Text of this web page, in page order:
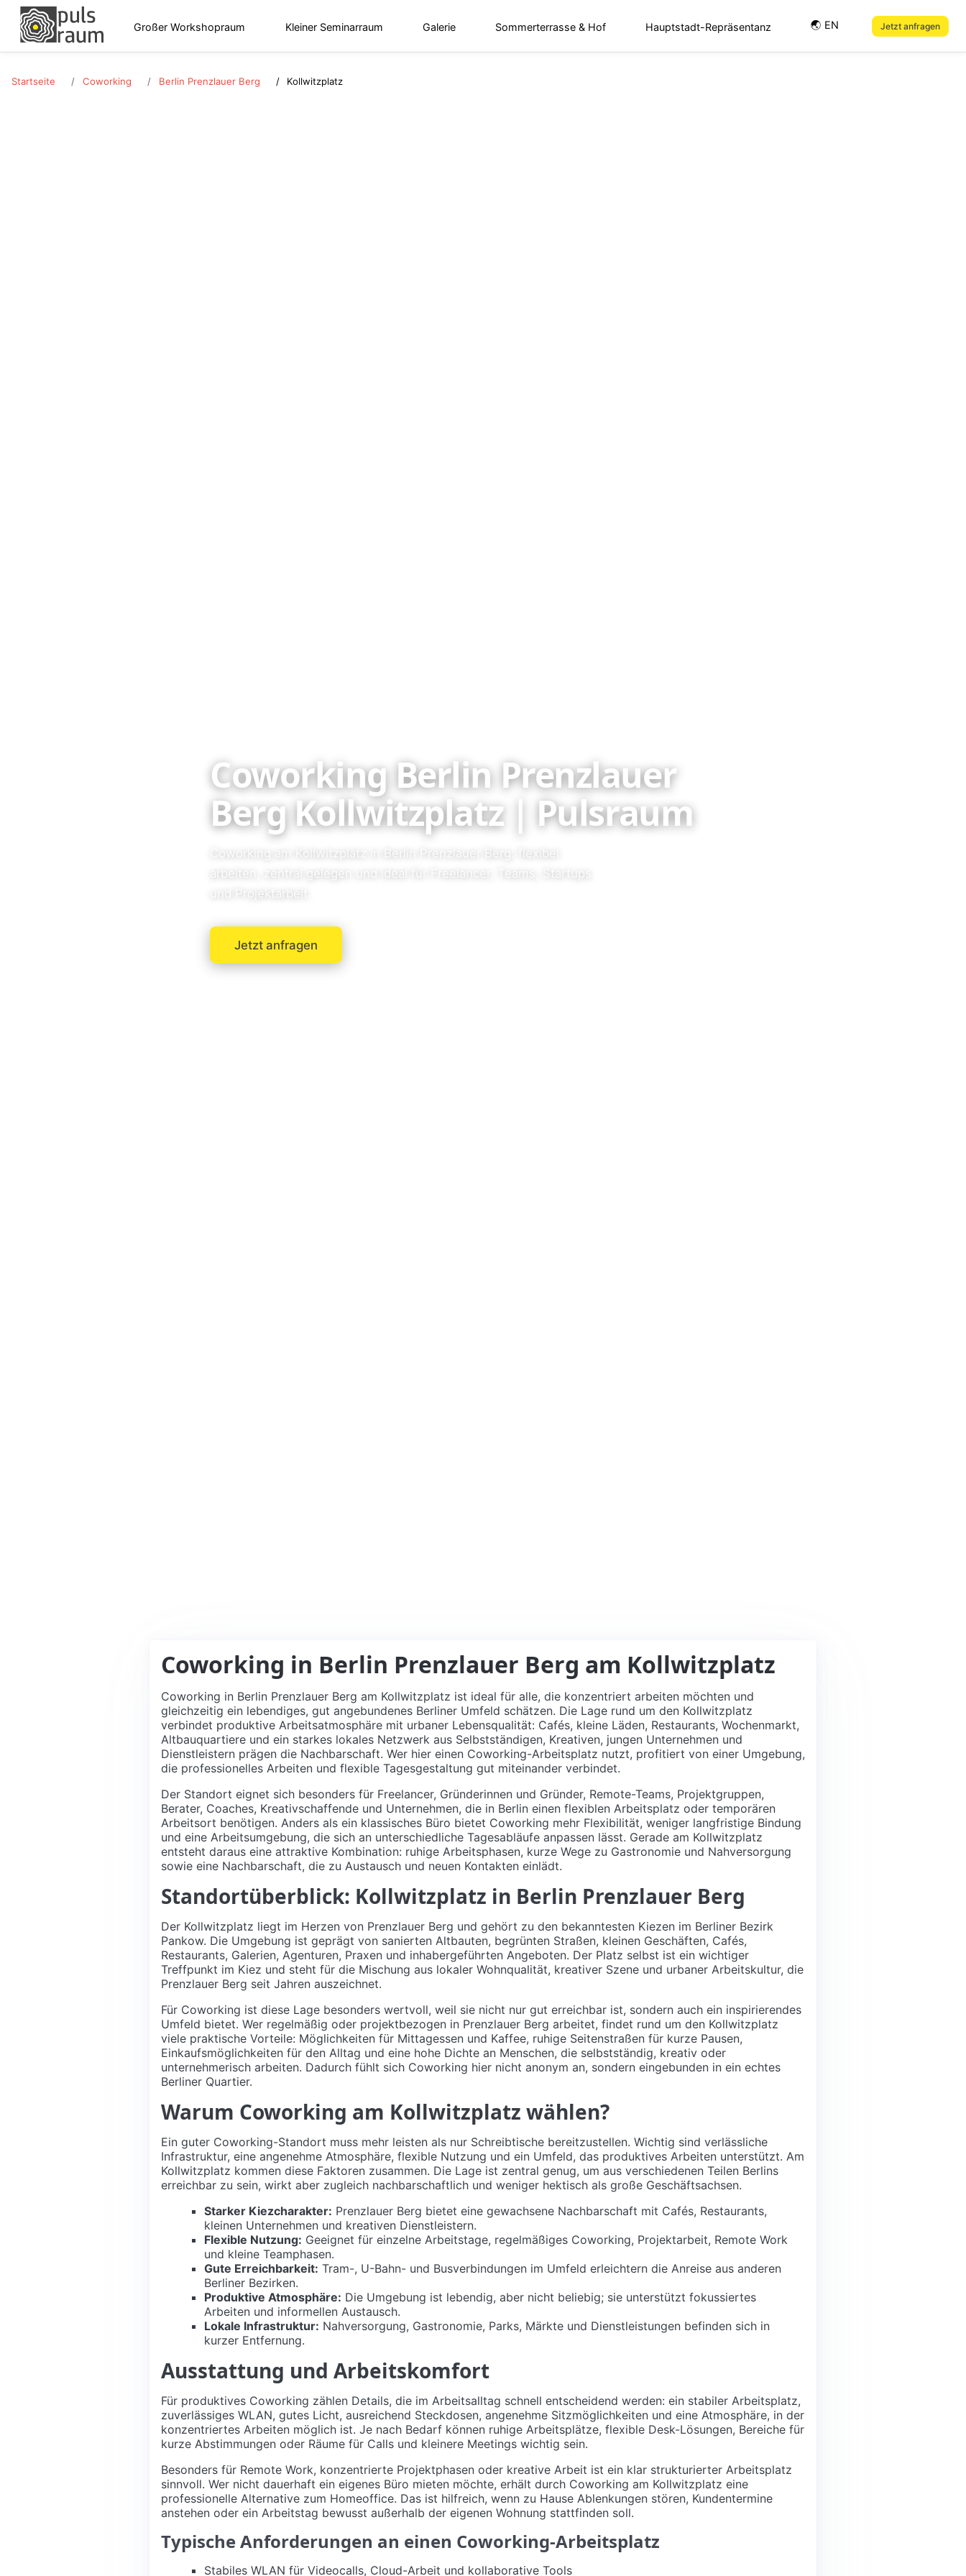
Großer Workshopraum Kleiner Seminarraum Galerie Sommerterrasse & Hof Hauptstadt-Repräsentanz 🌏︎ EN Jetzt anfragen
Startseite Coworking Berlin Prenzlauer Berg Kollwitzplatz
Coworking Berlin Prenzlauer
Berg Kollwitzplatz | Pulsraum
Coworking am Kollwitzplatz in Berlin Prenzlauer Berg: flexibel
arbeiten, zentral gelegen und ideal für Freelancer, Teams, Startups
und Projektarbeit.
Jetzt anfragen
Coworking in Berlin Prenzlauer Berg am Kollwitzplatz
Coworking in Berlin Prenzlauer Berg am Kollwitzplatz ist ideal für alle, die konzentriert arbeiten möchten und
gleichzeitig ein lebendiges, gut angebundenes Berliner Umfeld schätzen. Die Lage rund um den Kollwitzplatz
verbindet produktive Arbeitsatmosphäre mit urbaner Lebensqualität: Cafés, kleine Läden, Restaurants, Wochenmarkt,
Altbauquartiere und ein starkes lokales Netzwerk aus Selbstständigen, Kreativen, jungen Unternehmen und
Dienstleistern prägen die Nachbarschaft. Wer hier einen Coworking-Arbeitsplatz nutzt, profitiert von einer Umgebung,
die professionelles Arbeiten und flexible Tagesgestaltung gut miteinander verbindet.
Der Standort eignet sich besonders für Freelancer, Gründerinnen und Gründer, Remote-Teams, Projektgruppen,
Berater, Coaches, Kreativschaffende und Unternehmen, die in Berlin einen flexiblen Arbeitsplatz oder temporären
Arbeitsort benötigen. Anders als ein klassisches Büro bietet Coworking mehr Flexibilität, weniger langfristige Bindung
und eine Arbeitsumgebung, die sich an unterschiedliche Tagesabläufe anpassen lässt. Gerade am Kollwitzplatz
entsteht daraus eine attraktive Kombination: ruhige Arbeitsphasen, kurze Wege zu Gastronomie und Nahversorgung
sowie eine Nachbarschaft, die zu Austausch und neuen Kontakten einlädt.
Standortüberblick: Kollwitzplatz in Berlin Prenzlauer Berg
Der Kollwitzplatz liegt im Herzen von Prenzlauer Berg und gehört zu den bekanntesten Kiezen im Berliner Bezirk
Pankow. Die Umgebung ist geprägt von sanierten Altbauten, begrünten Straßen, kleinen Geschäften, Cafés,
Restaurants, Galerien, Agenturen, Praxen und inhabergeführten Angeboten. Der Platz selbst ist ein wichtiger
Treffpunkt im Kiez und steht für die Mischung aus lokaler Wohnqualität, kreativer Szene und urbaner Arbeitskultur, die
Prenzlauer Berg seit Jahren auszeichnet.
Für Coworking ist diese Lage besonders wertvoll, weil sie nicht nur gut erreichbar ist, sondern auch ein inspirierendes
Umfeld bietet. Wer regelmäßig oder projektbezogen in Prenzlauer Berg arbeitet, findet rund um den Kollwitzplatz
viele praktische Vorteile: Möglichkeiten für Mittagessen und Kaffee, ruhige Seitenstraßen für kurze Pausen,
Einkaufsmöglichkeiten für den Alltag und eine hohe Dichte an Menschen, die selbstständig, kreativ oder
unternehmerisch arbeiten. Dadurch fühlt sich Coworking hier nicht anonym an, sondern eingebunden in ein echtes
Berliner Quartier.
Warum Coworking am Kollwitzplatz wählen?
Ein guter Coworking-Standort muss mehr leisten als nur Schreibtische bereitzustellen. Wichtig sind verlässliche
Infrastruktur, eine angenehme Atmosphäre, flexible Nutzung und ein Umfeld, das produktives Arbeiten unterstützt. Am
Kollwitzplatz kommen diese Faktoren zusammen. Die Lage ist zentral genug, um aus verschiedenen Teilen Berlins
erreichbar zu sein, wirkt aber zugleich nachbarschaftlich und weniger hektisch als große Geschäftsachsen.
Starker Kiezcharakter: Prenzlauer Berg bietet eine gewachsene Nachbarschaft mit Cafés, Restaurants,
kleinen Unternehmen und kreativen Dienstleistern.
Flexible Nutzung: Geeignet für einzelne Arbeitstage, regelmäßiges Coworking, Projektarbeit, Remote Work
und kleine Teamphasen.
Gute Erreichbarkeit: Tram-, U-Bahn- und Busverbindungen im Umfeld erleichtern die Anreise aus anderen
Berliner Bezirken.
Produktive Atmosphäre: Die Umgebung ist lebendig, aber nicht beliebig; sie unterstützt fokussiertes
Arbeiten und informellen Austausch.
Lokale Infrastruktur: Nahversorgung, Gastronomie, Parks, Märkte und Dienstleistungen befinden sich in
kurzer Entfernung.
Ausstattung und Arbeitskomfort
Für produktives Coworking zählen Details, die im Arbeitsalltag schnell entscheidend werden: ein stabiler Arbeitsplatz,
zuverlässiges WLAN, gutes Licht, ausreichend Steckdosen, angenehme Sitzmöglichkeiten und eine Atmosphäre, in der
konzentriertes Arbeiten möglich ist. Je nach Bedarf können ruhige Arbeitsplätze, flexible Desk-Lösungen, Bereiche für
kurze Abstimmungen oder Räume für Calls und kleinere Meetings wichtig sein.
Besonders für Remote Work, konzentrierte Projektphasen oder kreative Arbeit ist ein klar strukturierter Arbeitsplatz
sinnvoll. Wer nicht dauerhaft ein eigenes Büro mieten möchte, erhält durch Coworking am Kollwitzplatz eine
professionelle Alternative zum Homeoffice. Das ist hilfreich, wenn zu Hause Ablenkungen stören, Kundentermine
anstehen oder ein Arbeitstag bewusst außerhalb der eigenen Wohnung stattfinden soll.
Typische Anforderungen an einen Coworking-Arbeitsplatz
Stabiles WLAN für Videocalls, Cloud-Arbeit und kollaborative Tools